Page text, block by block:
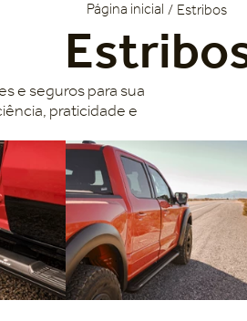
Estribos
e seguros para sua
praticidade e